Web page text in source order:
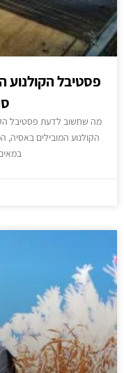
פסטיבל הקולנוע
מה שחשוב לדעת פסטיבל
הקולנוע המובילים באסיה,